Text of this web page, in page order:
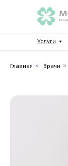
Услуги
Главная » Врачи »